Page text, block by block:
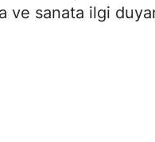
ve sanata ilgi